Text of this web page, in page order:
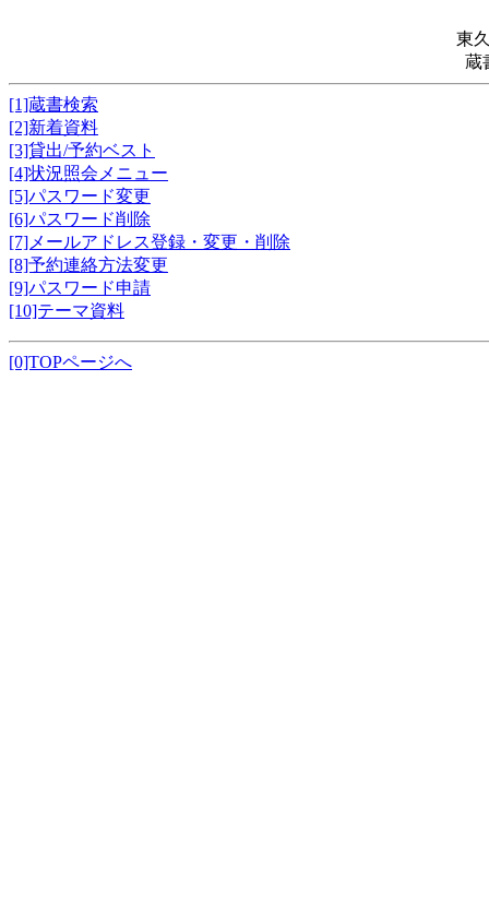
東
蔵
[1]蔵書検索
[2]新着資料
[3]貸出/予約ベスト
[4]状況照会メニュー
[5]パスワード変更
[6]パスワード削除
[7]メールアドレス登録・変更・削除
[8]予約連絡方法変更
[9]パスワード申請
[10]テーマ資料
[0]TOPページへ